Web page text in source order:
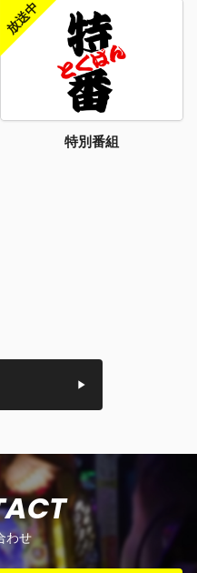
特別番組
わせ